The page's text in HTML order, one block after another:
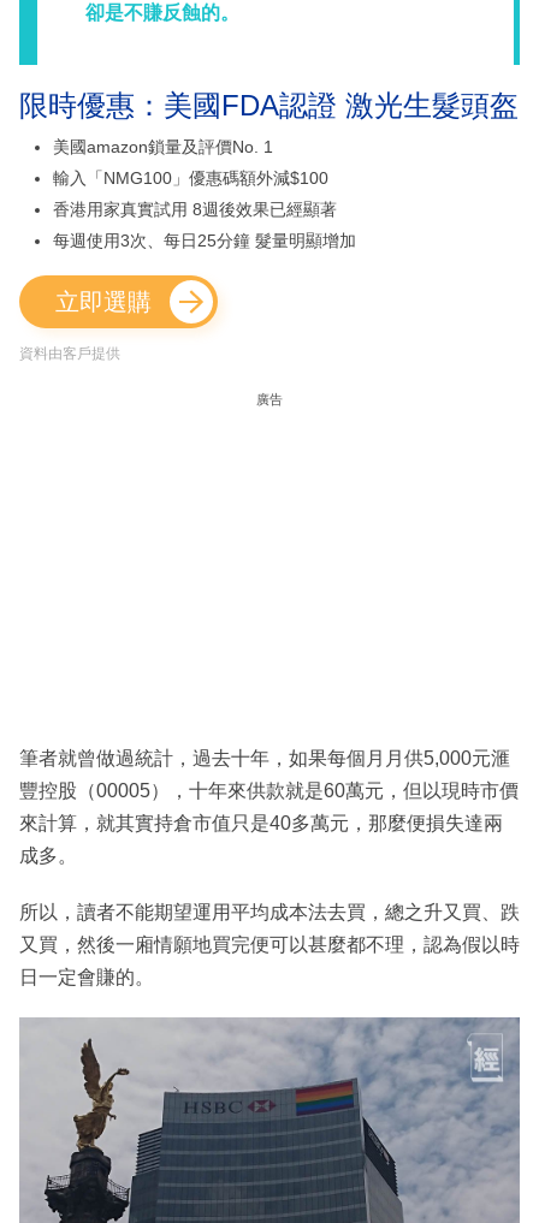
卻是不賺反蝕的。
限時優惠：美國FDA認證 激光生髮頭盔
美國amazon鎖量及評價No. 1
輸入「NMG100」優惠碼額外減$100
香港用家真實試用 8週後效果已經顯著
每週使用3次、每日25分鐘 髮量明顯增加
立即選購
資料由客戶提供
廣告
筆者就曾做過統計，過去十年，如果每個月月供5,000元滙
豐控股（00005），十年來供款就是60萬元，但以現時市價
來計算，就其實持倉市值只是40多萬元，那麼便損失達兩
成多。
所以，讀者不能期望運用平均成本法去買，總之升又買、跌
又買，然後一廂情願地買完便可以甚麼都不理，認為假以時
日一定會賺的。